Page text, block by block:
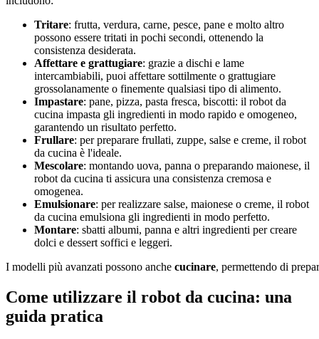
Tritare: frutta, verdura, carne, pesce, pane e molto altro
possono essere tritati in pochi secondi, ottenendo la
consistenza desiderata.
Affettare e grattugiare: grazie a dischi e lame
intercambiabili, puoi affettare sottilmente o grattugiare
grossolanamente o finemente qualsiasi tipo di alimento.
Impastare: pane, pizza, pasta fresca, biscotti: il robot da
cucina impasta gli ingredienti in modo rapido e omogeneo,
garantendo un risultato perfetto.
Frullare: per preparare frullati, zuppe, salse e creme, il robot
da cucina è l'ideale.
Mescolare: montando uova, panna o preparando maionese, il
robot da cucina ti assicura una consistenza cremosa e
omogenea.
Emulsionare: per realizzare salse, maionese o creme, il robot
da cucina emulsiona gli ingredienti in modo perfetto.
Montare: sbatti albumi, panna e altri ingredienti per creare
dolci e dessert soffici e leggeri.
I modelli più avanzati possono anche cucinare, permettendo di
Come utilizzare il robot da cucina: una
guida pratica